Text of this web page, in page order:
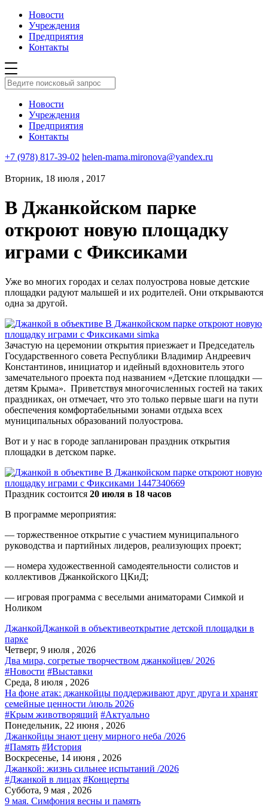
Новости
Учреждения
Предприятия
Контакты
Новости
Учреждения
Предприятия
Контакты
+7 (978) 817-39-02 helen-mama.mironova@yandex.ru
Вторник, 18 июля , 2017
В Джанкойском парке
откроют новую площадку
играми с Фиксиками
Уже во многих городах и селах полуострова новые детские
площадки радуют малышей и их родителей. Они открываются
одна за другой.
Зачастую на церемонии открытия приезжает и Председатель
Государственного совета Республики Владимир Андреевич
Константинов, инициатор и идейный вдохновитель этого
замечательного проекта под названием «Детские площадки —
детям Крыма». Приветствуя многочисленных гостей на таких
праздниках, он отмечает, что это только первые шаги на пути
обеспечения комфортабельными зонами отдыха всех
муниципальных образований полуострова.
Вот и у нас в городе запланирован праздник открытия
площадки в детском парке.
Праздник состоится 20 июля в 18 часов
В программе мероприятия:
— торжественное открытие с участием муниципального
руководства и партийных лидеров, реализующих проект;
— номера художественной самодеятельности солистов и
коллективов Джанкойского ЦКиД;
— игровая программа с веселыми аниматорами Симкой и
Ноликом
ДжанкойДжанкой в объективеоткрытие детской площадки в
парке
Четверг, 9 июля , 2026
Два мира, согретые творчеством джанкойцев/ 2026
#Новости #Выставки
Среда, 8 июля , 2026
На фоне атак: джанкойцы поддерживают друг друга и хранят
семейные ценности /июль 2026
#Крым животворящий #Актуально
Понедельник, 22 июня , 2026
Джанкойцы знают цену мирного неба /2026
#Память #История
Воскресенье, 14 июня , 2026
Джанкой: жизнь сильнее испытаний /2026
#Джанкой в лицах #Концерты
Суббота, 9 мая , 2026
9 мая. Симфония весны и память